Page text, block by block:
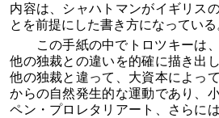
内容は、シャハトマンがイギリス
とを前提にした書き方になっている
この手紙の中でトロツキーは
他の独裁との違いを的確に描き出
他の独裁と違って、大資本によっ
からの自然発生的な運動であり、
ペン・プロレタリアート、さらに